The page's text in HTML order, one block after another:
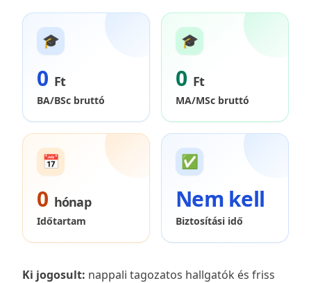
🎓
0 Ft
BA/BSc bruttó
🎓
0 Ft
MA/MSc bruttó
📅
0 hónap
Időtartam
✅
Nem kell
Biztosítási idő
Ki jogosult: nappali tagozatos hallgatók és friss